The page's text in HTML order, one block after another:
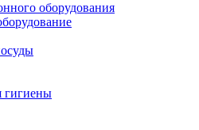
оборудования
гигиены